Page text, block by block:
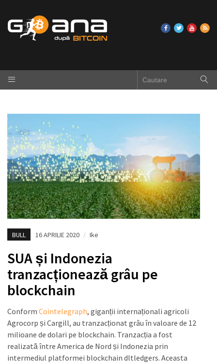
BULL 16 APRILIE 2020 / Ike
SUA și Indonezia
tranzacționează grâu pe
blockchain
Conform Cointelegraph, giganții internaționali agricoli
Agrocorp și Cargill, au tranzacționat grâu în valoare de 12
milioane de dolari pe blockchain. Tranzacția a fost
realizată între America de Nord și Indonezia prin
intermediul platformei blockchain dltledgers. Aceasta